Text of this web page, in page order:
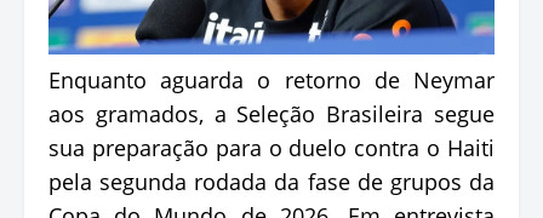
Enquanto aguarda o retorno de Neymar
aos gramados, a Seleção Brasileira segue
sua preparação para o duelo contra o Haiti
pela segunda rodada da fase de grupos da